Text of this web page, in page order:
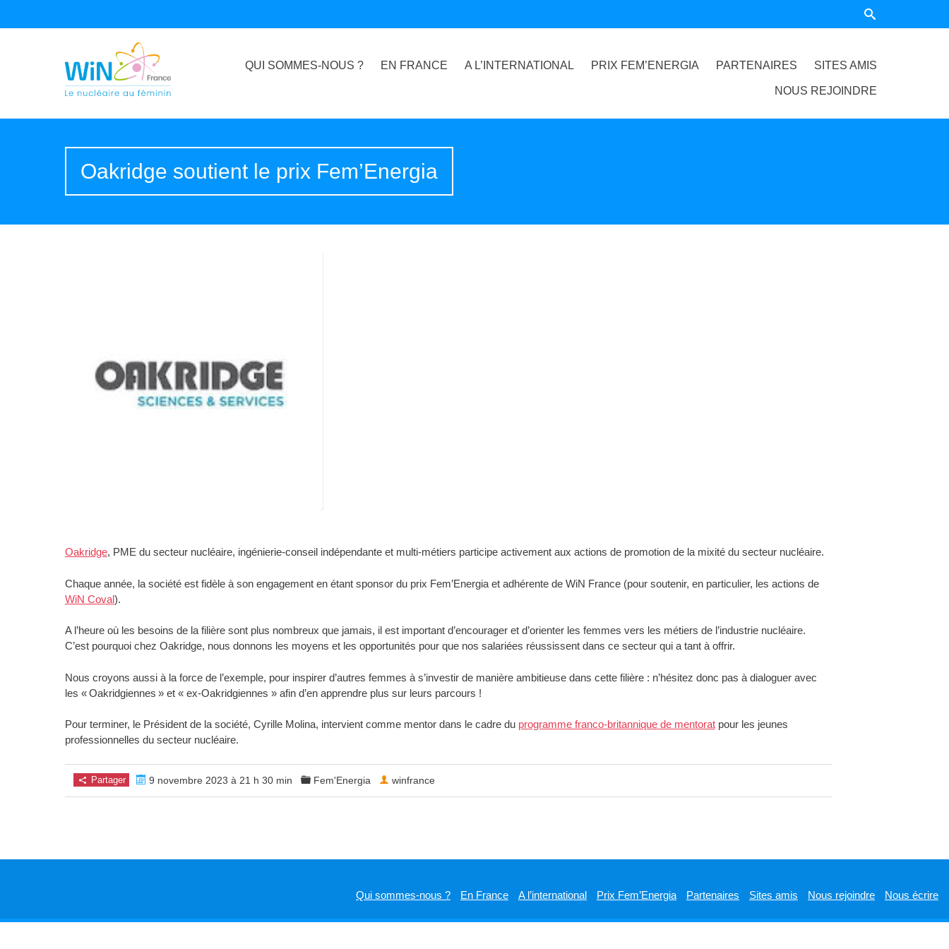
QUI SOMMES-NOUS ? EN FRANCE A L’INTERNATIONAL PRIX FEM’ENERGIA PARTENAIRES SITES AMIS
NOUS REJOINDRE
Oakridge soutient le prix Fem’Energia
Oakridge, PME du secteur nucléaire, ingénierie-conseil indépendante et multi-métiers participe activement aux actions de promotion de la mixité du secteur nucléaire.
Chaque année, la société est fidèle à son engagement en étant sponsor du prix Fem’Energia et adhérente de WiN France (pour soutenir, en particulier, les actions de
WiN Coval).
A l’heure où les besoins de la filière sont plus nombreux que jamais, il est important d’encourager et d’orienter les femmes vers les métiers de l’industrie nucléaire.
C’est pourquoi chez Oakridge, nous donnons les moyens et les opportunités pour que nos salariées réussissent dans ce secteur qui a tant à offrir.
Nous croyons aussi à la force de l’exemple, pour inspirer d’autres femmes à s’investir de manière ambitieuse dans cette filière : n’hésitez donc pas à dialoguer avec
les « Oakridgiennes » et « ex-Oakridgiennes » afin d’en apprendre plus sur leurs parcours !
Pour terminer, le Président de la société, Cyrille Molina, intervient comme mentor dans le cadre du programme franco-britannique de mentoratpour les jeunes
professionnelles du secteur nucléaire.
Partager 9 novembre 2023 à 21 h 30 min Fem'Energia winfrance
Qui sommes-nous ? En France A l’international Prix Fem’Energia Partenaires Sites amis Nous rejoindre Nous écrire